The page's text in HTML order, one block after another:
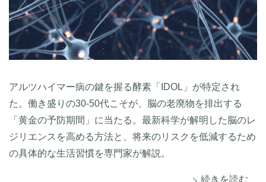
アルツハイマー病の鍵を握る酵素「IDOL」が特定され
た。働き盛りの30-50代こそが、脳の老廃物を排出する
「黄金の予防期間」に当たる。最新科学が解明した脳のレ
ジリエンスを高める方法と、将来のリスクを低減するため
の具体的な生活習慣を専門家が解説。
続きを読む